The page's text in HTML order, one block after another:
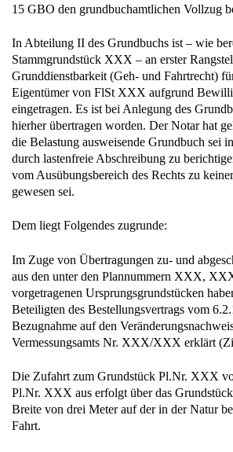
15 GBO den grundbuchamtlichen Vollzug
In Abteilung II des Grundbuchs ist – wie
Stammgrundstück XXX – an erster
Grunddienstbarkeit (Geh- und Fahrtrecht)
Eigentümer von FlSt XXX aufgrund
eingetragen. Es ist bei Anlegung des
hierher übertragen worden. Der Notar hat
die Belastung ausweisende Grundbuch sei
durch lastenfreie Abschreibung zu
vom Ausübungsbereich des Rechts zu
gewesen sei.
Dem liegt Folgendes zugrunde:
Im Zuge von Übertragungen zu- und
aus den unter den Plannummern XXX,
vorgetragenen Ursprungsgrundstücken
Beteiligten des Bestellungsvertrags vom
Bezugnahme auf den
Vermessungsamts Nr. XXX/XXX erklärt
Die Zufahrt zum Grundstück Pl.Nr. XXX
Pl.Nr. XXX aus erfolgt über das
Breite von drei Meter auf der in der Natur
Fahrt.